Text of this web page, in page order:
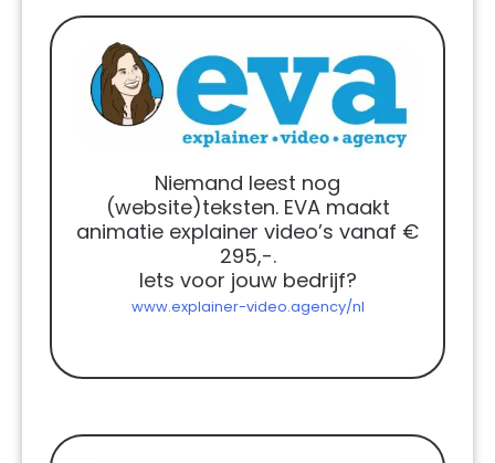
Niemand leest nog
(website)teksten. EVA maakt
animatie explainer video’s vanaf €
295,-.
Iets voor jouw bedrijf?
www.explainer-video.agency/nl